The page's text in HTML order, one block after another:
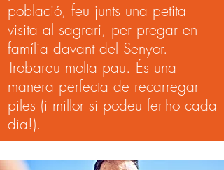
població, feu junts una petita
visita al sagrari, per pregar en
família davant del Senyor.
Trobareu molta pau. És una
manera perfecta de recarregar
piles (i millor si podeu fer-ho cada
dia!).